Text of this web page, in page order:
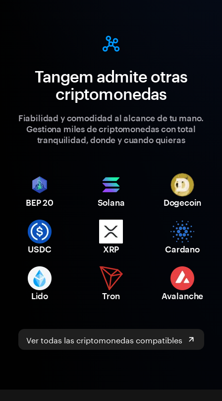
Tangem admite otras
criptomonedas
Fiabilidad y comodidad al alcance de tu mano.
Gestiona miles de criptomonedas con total
tranquilidad, donde y cuando quieras
BEP 20 Solana Dogecoin
USDC XRP Cardano
Lido Tron Avalanche
Ver todas las criptomonedas compatibles